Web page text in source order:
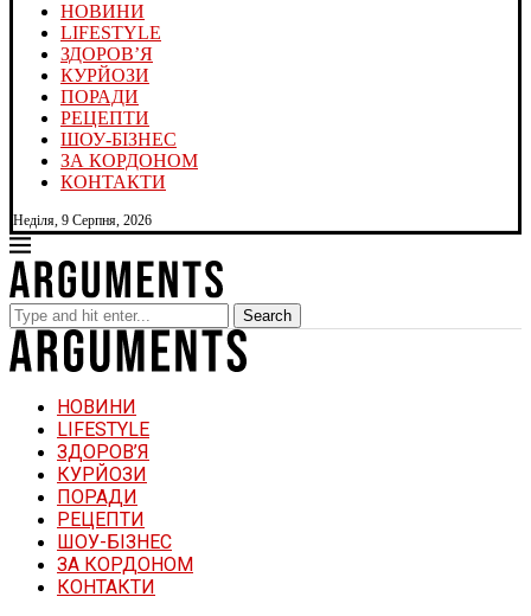
НОВИНИ
LIFESTYLE
ЗДОРОВ’Я
КУРЙОЗИ
ПОРАДИ
РЕЦЕПТИ
ШОУ-БІЗНЕС
ЗА КОРДОНОМ
КОНТАКТИ
Неділя, 9 Серпня, 2026
Search
НОВИНИ
LIFESTYLE
ЗДОРОВ’Я
КУРЙОЗИ
ПОРАДИ
РЕЦЕПТИ
ШОУ-БІЗНЕС
ЗА КОРДОНОМ
КОНТАКТИ